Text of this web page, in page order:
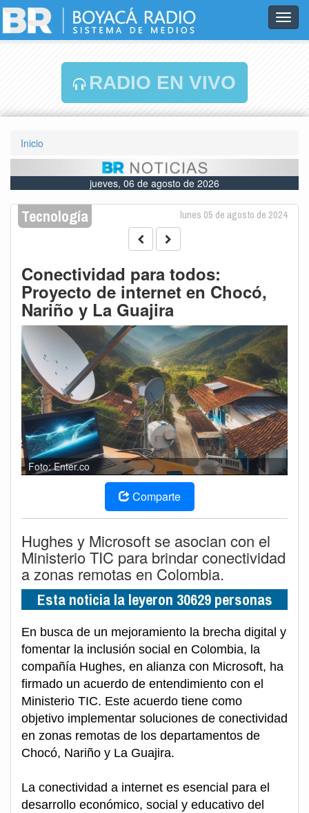
RADIO EN VIVO
Inicio
jueves, 06 de agosto de 2026
Tecnología lunes 05 de agosto de 2024
Conectividad para todos:
Proyecto de internet en Chocó,
Nariño y La Guajira
Foto: Enter.co
Comparte
Hughes y Microsoft se asocian con el
Ministerio TIC para brindar conectividad
a zonas remotas en Colombia.
Esta noticia la leyeron 30629 personas
En busca de un mejoramiento la brecha digital y
fomentar la inclusión social en Colombia, la
compañía Hughes, en alianza con Microsoft, ha
firmado un acuerdo de entendimiento con el
Ministerio TIC. Este acuerdo tiene como
objetivo implementar soluciones de conectividad
en zonas remotas de los departamentos de
Chocó, Nariño y La Guajira.
La conectividad a internet es esencial para el
desarrollo económico, social y educativo del